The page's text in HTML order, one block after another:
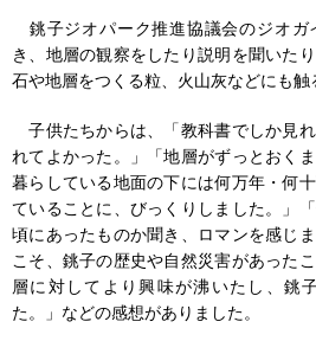
銚子ジオパーク推進協議会のジオガ
き、地層の観察をしたり説明を聞いた
石や地層をつくる粒、火山灰などにも触
子供たちからは、「教科書でしか見
れてよかった。」「地層がずっとおく
暮らしている地面の下には何万年・何
ていることに、びっくりしました。」
頃にあったものか聞き、ロマンを感じ
こそ、銚子の歴史や自然災害があった
層に対してより興味が沸いたし、銚
た。」などの感想がありました。